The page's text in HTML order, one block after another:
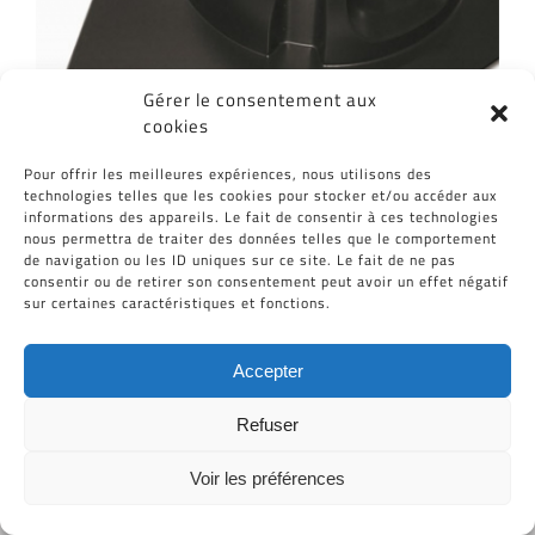
Gérer le consentement aux
cookies
Pour offrir les meilleures expériences, nous utilisons des
technologies telles que les cookies pour stocker et/ou accéder aux
informations des appareils. Le fait de consentir à ces technologies
nous permettra de traiter des données telles que le comportement
de navigation ou les ID uniques sur ce site. Le fait de ne pas
consentir ou de retirer son consentement peut avoir un effet négatif
sur certaines caractéristiques et fonctions.
Accepter
Refuser
Voir les préférences
Tous Droits Réservés © Cid-Plastiques 2020 - 2026 |
Création de site : Grafibox.fr